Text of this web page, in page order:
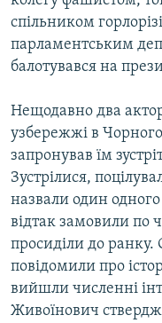
Усі сайти RFE/RL
спiльником
парламентським
балотувався на
Нещодавно два
узбережжi в
запронував їм
Зустрiлися,
назвали один
вiдтак замовили по
просидiли до ранку.
повiдомили про
вийшли численнi
Живоїнович